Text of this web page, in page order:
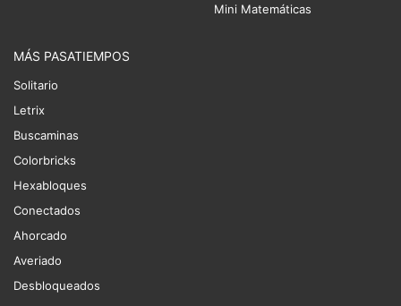
Mini Matemáticas
MÁS PASATIEMPOS
Solitario
Letrix
Buscaminas
Colorbricks
Hexabloques
Conectados
Ahorcado
Averiado
Desbloqueados